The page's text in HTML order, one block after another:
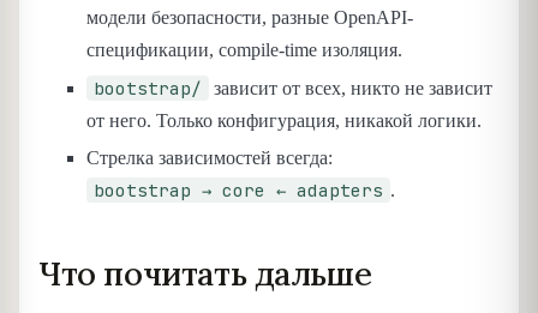
модели безопасности, разные OpenAPI-
спецификации, compile-time изоляция.
bootstrap/
зависит от всех, никто не зависит
от него. Только конфигурация, никакой логики.
Стрелка зависимостей всегда:
bootstrap → core ← adapters .
Что почитать дальше